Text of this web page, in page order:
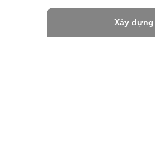
Xây dựng